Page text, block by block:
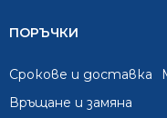
ПОРЪЧКИ
Срокове и доставка
Връщане и замяна